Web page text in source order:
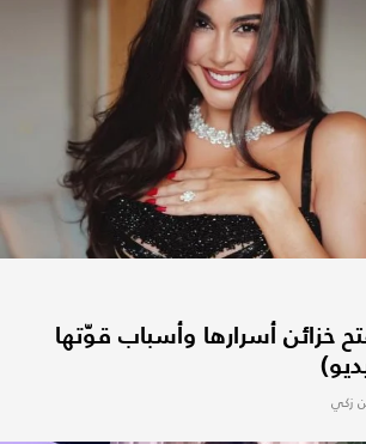
خزائن أسرارها وأسباب قوّتها
زكي